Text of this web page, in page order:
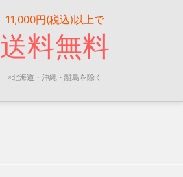
11,000円(税込)以上で
送料無料
※北海道・沖縄・離島を除く